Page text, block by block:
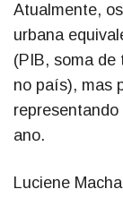
Atualmente,
urbana
(PIB, soma de
no país), mas
ano.
Luciene